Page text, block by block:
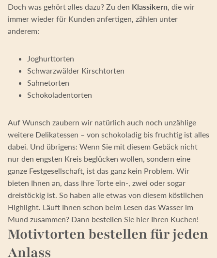
Doch was gehört alles dazu? Zu den Klassikern, die wir
immer wieder für Kunden anfertigen, zählen unter
anderem:
Joghurttorten
Schwarzwälder Kirschtorten
Sahnetorten
Schokoladentorten
Auf Wunsch zaubern wir natürlich auch noch unzählige
weitere Delikatessen – von schokoladig bis fruchtig ist alles
dabei. Und übrigens: Wenn Sie mit diesem Gebäck nicht
nur den engsten Kreis beglücken wollen, sondern eine
ganze Festgesellschaft, ist das ganz kein Problem. Wir
bieten Ihnen an, dass Ihre Torte ein-, zwei oder sogar
dreistöckig ist. So haben alle etwas von diesem köstlichen
Highlight. Läuft Ihnen schon beim Lesen das Wasser im
Mund zusammen? Dann bestellen Sie hier Ihren Kuchen!
Motivtorten bestellen für jeden
Anlass